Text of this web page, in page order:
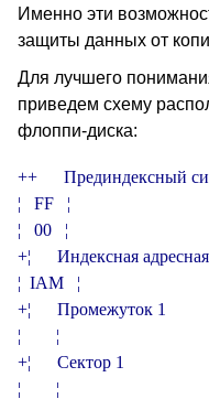
Именно эти
защиты данных от
Для лучшего
приведем схему
флоппи-диска:
+­­­­­­­­+      Прединдексный
¦   FF   ¦
¦   00   ¦
+­­­­­­­­¦      Индексная
¦  IAM   ¦
+­­­­­­­­¦      Промежуток 1
¦        ¦
+­­­­­­­­¦      Сектор 1
¦        ¦